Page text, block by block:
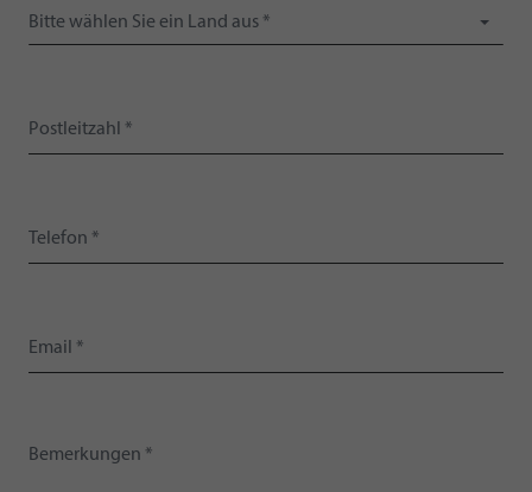
Bitte wählen Sie ein Land aus *